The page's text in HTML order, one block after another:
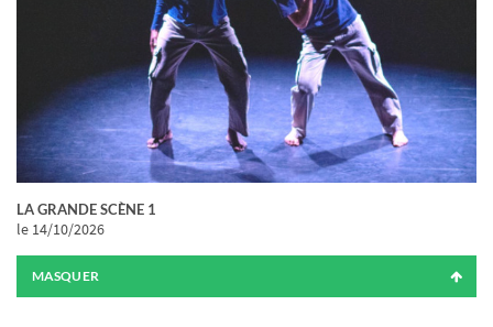
LA GRANDE SCÈNE 1
le 14/10/2026
MASQUER